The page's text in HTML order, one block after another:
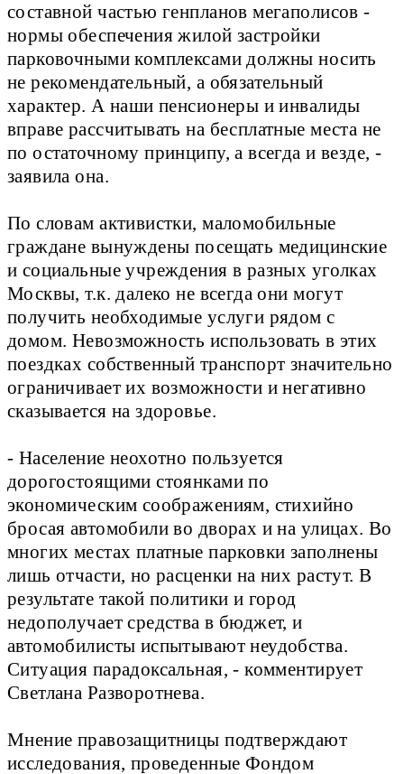
составной частью генпланов мегаполисов -
нормы обеспечения жилой застройки
парковочными комплексами должны носить
не рекомендательный, а обязательный
характер. А наши пенсионеры и инвалиды
вправе рассчитывать на бесплатные места не
по остаточному принципу, а всегда и везде, -
заявила она.
По словам активистки, маломобильные
граждане вынуждены посещать медицинские
и социальные учреждения в разных уголках
Москвы, т.к. далеко не всегда они могут
получить необходимые услуги рядом с
домом. Невозможность использовать в этих
поездках собственный транспорт значительно
ограничивает их возможности и негативно
сказывается на здоровье.
- Население неохотно пользуется
дорогостоящими стоянками по
экономическим соображениям, стихийно
бросая автомобили во дворах и на улицах. Во
многих местах платные парковки заполнены
лишь отчасти, но расценки на них растут. В
результате такой политики и город
недополучает средства в бюджет, и
автомобилисты испытывают неудобства.
Ситуация парадоксальная, - комментирует
Светлана Разворотнева.
Мнение правозащитницы подтверждают
исследования, проведенные Фондом